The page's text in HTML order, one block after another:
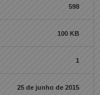
598
100 KB
1
25 de junho de 2015